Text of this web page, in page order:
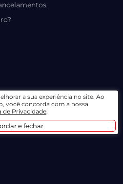
a sua experiência no site. Ao
você concorda com a nossa
de Privacidade.
e fechar